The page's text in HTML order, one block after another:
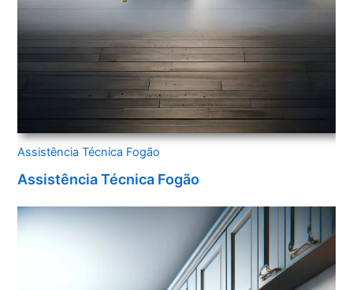
Assistência Técnica Fogão
Assistência Técnica Fogão